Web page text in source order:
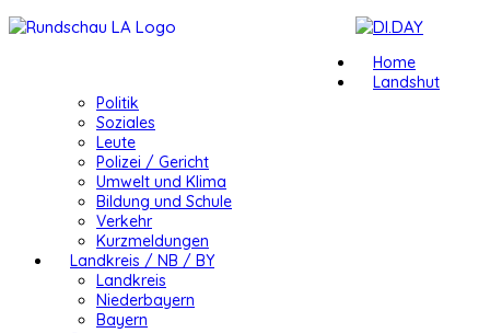
Home
Landshut
Politik
Soziales
Leute
Polizei / Gericht
Umwelt und Klima
Bildung und Schule
Verkehr
Kurzmeldungen
Landkreis / NB / BY
Landkreis
Niederbayern
Bayern